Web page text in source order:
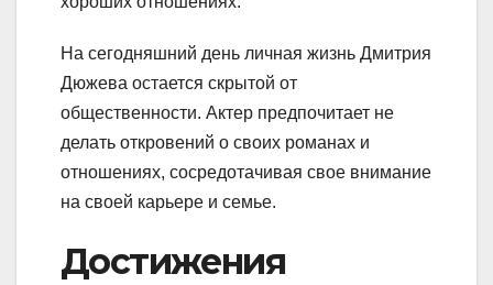
На сегодняшний день личная жизнь Дмитрия
Дюжева остается скрытой от
общественности. Актер предпочитает не
делать откровений о своих романах и
отношениях, сосредотачивая свое внимание
на своей карьере и семье.
Достижения